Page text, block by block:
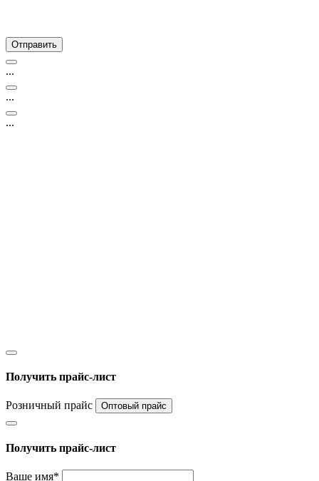
...
...
...
Получить прайс-лист
Розничный прайс Оптовый прайс
Получить прайс-лист
Ваше имя*